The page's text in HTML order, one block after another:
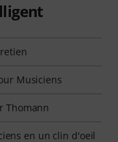
Musiciens
Thomann
en un clin d'oeil